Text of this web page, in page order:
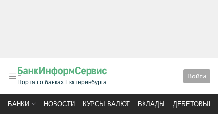
Портал о банках Екатеринбурга
Войти
БАНКИ НОВОСТИ КУРСЫ ВАЛЮТ ВКЛАДЫ ДЕБЕТОВЫЕ